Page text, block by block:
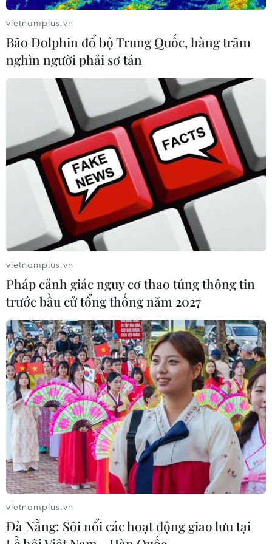
Gỡ khó khăn triển khai dự án trọng
điểm quốc gia hồ Ka Pét
07/08/2026 11:24
Indonesia nỗ lực khống chế cháy
rừng tại Vườn Quốc gia Núi Bromo
07/08/2026 10:56
Xem thêm
Tổng Biên tập: TRẦN TIẾN DUẨN
Phó Tổng Biên tập: NGUYỄN THỊ TÁM, KHÚC THANH
THỦY
Sở hữu trí tuệ
Quy định sử dụng
RSS
Hỗ trợ
Ngôn ngữ
TTXVN
Dịch vụ tin
Quảng cáo
Liên hệ
vietnamplus.vn
Bão Dolphin đổ bộ Trung Quốc, hàng trăm
nghìn người phải sơ tán
vietnamplus.vn
Pháp cảnh giác nguy cơ thao túng thông tin
trước bầu cử tổng thống năm 2027
vietnamplus.vn
Đà Nẵng: Sôi nổi các hoạt động giao lưu tại